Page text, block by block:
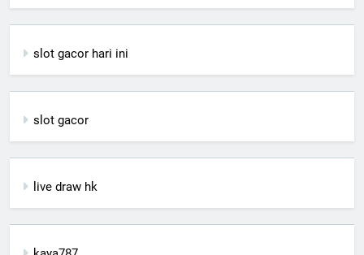
slot gacor hari ini
slot gacor
live draw hk